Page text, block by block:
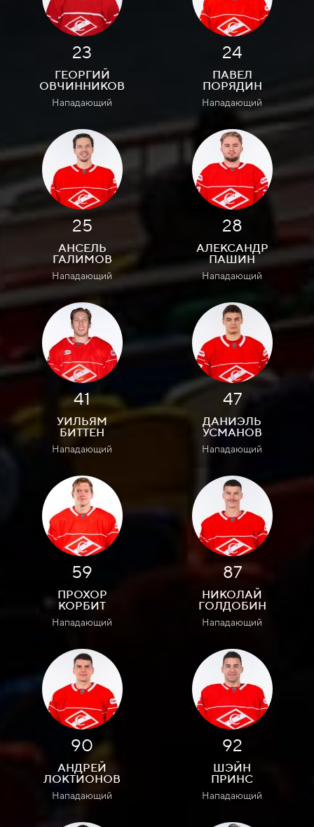
23
ГЕОРГИЙ
ОВЧИННИКОВ
Нападающий
24
ПАВЕЛ
ПОРЯДИН
Нападающий
25
АНСЕЛЬ
ГАЛИМОВ
Нападающий
28
АЛЕКСАНДР
ПАШИН
Нападающий
41
УИЛЬЯМ
БИТТЕН
Нападающий
47
ДАНИЭЛЬ
УСМАНОВ
Нападающий
59
ПРОХОР
КОРБИТ
Нападающий
87
НИКОЛАЙ
ГОЛДОБИН
Нападающий
90
АНДРЕЙ
ЛОКТИОНОВ
Нападающий
92
ШЭЙН
ПРИНС
Нападающий